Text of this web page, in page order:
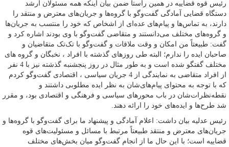
رئیس قوه قضاییه در همین راستا ضمن بیان اینکه همه مسئولان ارشد
دستگاه قضایی آمادگی گفت‌وگو با گروه‌ها و جریان‌های معترض و منتقد را
دارند، به تماس‌ها و پیام‌های عده‌ای از اشخاص که خود را منتسب به جریان‌ها
و گروه‌های مختلف می‌دانستند و متقاضی گفت‌وگو با وی بودند اشاره کرد و
گفت: طبیعتاً من امکان و وقت ملاقات و گفت‌وگو با تک‌تک متقاضیان و
صاحبان ایده را ندارم؛ البته طی روزهای گذشته با افراد ، نخبگان و گروه های
مختلف گفتگو شده است و به طور مثال در روز پنجشنبه گذشته نیز با 4 نفر
از افراد متقاضی به نمایندگی از 4 جریان سیاسی ، اقتصادی گفت‌وگو کردم
که با توجه به محتوای پیام‌های‌شان به نظر ایده مطلوبی داشتند و
نقطه‌نظرات‌شان در باب محورهای سیاسی و فرهنگی و اقتصادی بود، و مقرر
شد طرح‌ها و ایده‌های خود را ارائه دهند.
رئیس عدلیه بیان داشت: اعلام آمادگی و پیشنهاد ما برای گفت‌وگو با گروه‌ها و
جریان‌های معترض و منتقد طبیعتاً مرتبط با مسائل و مسئولیت‌های قوه
قضاییه است؛ با این حال ما از انجام گفت‌وگو میان بخش‌های مختلف